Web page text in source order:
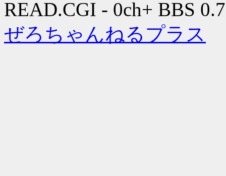
READ.CGI - 0ch+ BBS
ぜろちゃんねるプラス